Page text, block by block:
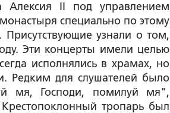
Алексия II под управлением
специально по этому
узнали о том,
Эти концерты имели целью
исполнялись в храмах, но
Редким для слушателей было
мя, Господи, помилуй мя",
тропарь был